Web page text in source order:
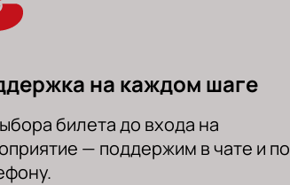
на каждом шаге
билета до входа на
— поддержим в чате и по